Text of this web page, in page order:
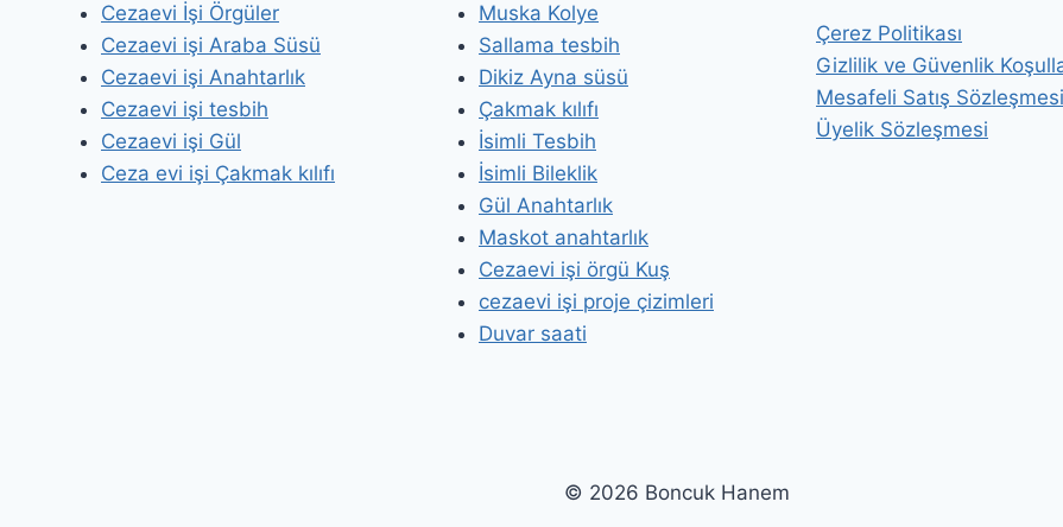
Cezaevi İşi Örgüler
Cezaevi işi Araba Süsü
Cezaevi işi Anahtarlık
Cezaevi işi tesbih
Cezaevi işi Gül
Ceza evi işi Çakmak kılıfı
Muska Kolye
Sallama tesbih
Dikiz Ayna süsü
Çakmak kılıfı
İsimli Tesbih
İsimli Bileklik
Gül Anahtarlık
Maskot anahtarlık
Cezaevi işi örgü Kuş
cezaevi işi proje çizimleri
Duvar saati
Çerez Politikası
Gizlilik ve Güvenlik
Mesafeli Satış Sözleşmesi
Üyelik Sözleşmesi
© 2026 Boncuk Hanem